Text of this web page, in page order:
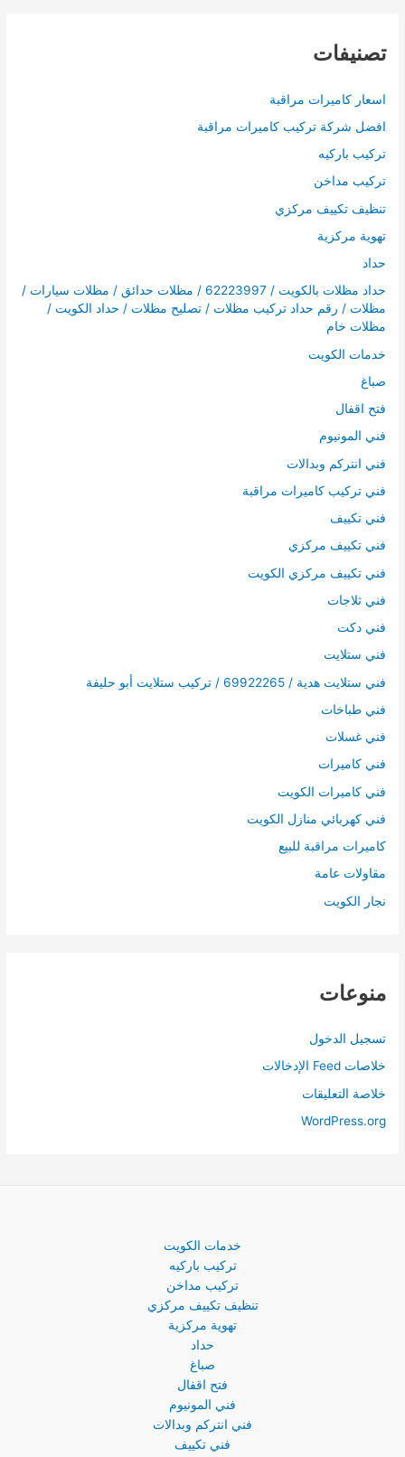
تصنيفات
اسعار كاميرات مراقبة
افضل شركة تركيب كاميرات مراقبة
تركيب باركيه
تركيب مداخن
تنظيف تكييف مركزي
تهوية مركزية
حداد
حداد مظلات بالكويت / 62223997 / مظلات حدائق / مظلات سيارات /
مظلات / رقم حداد تركيب مظلات / تصليح مظلات / حداد الكويت /
مظلات خام
خدمات الكويت
صباغ
فتح اقفال
فني المونيوم
فني انتركم وبدالات
فني تركيب كاميرات مراقبة
فني تكييف
فني تكييف مركزي
فني تكييف مركزي الكويت
فني ثلاجات
فني دكت
فني ستلايت
فني ستلايت هدية / 69922265 / تركيب ستلايت أبو حليفة
فني طباخات
فني غسلات
فني كاميرات
فني كاميرات الكويت
فني كهربائي منازل الكويت
كاميرات مراقبة للبيع
مقاولات عامة
نجار الكويت
منوعات
تسجيل الدخول
خلاصات Feed الإدخالات
خلاصة التعليقات
WordPress.org
خدمات الكويت
تركيب باركيه
تركيب مداخن
تنظيف تكييف مركزي
تهوية مركزية
حداد
صباغ
فتح اقفال
فني المونيوم
فني انتركم وبدالات
فني تكييف